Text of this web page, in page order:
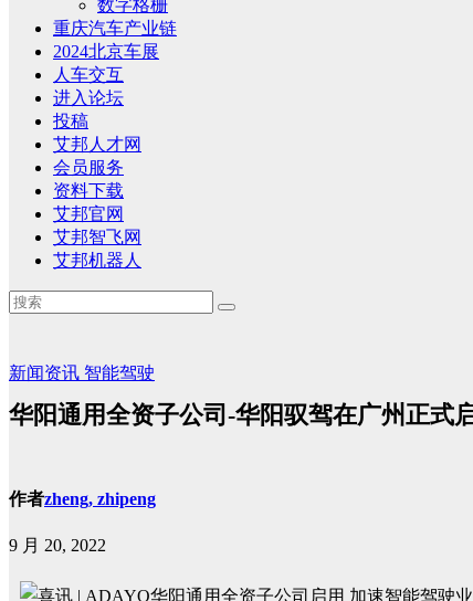
数字格栅
重庆汽车产业链
2024北京车展
人车交互
进入论坛
投稿
艾邦人才网
会员服务
资料下载
艾邦官网
艾邦智飞网
艾邦机器人
新闻资讯 智能驾驶
华阳通用全资子公司-华阳驭驾在广州正式
作者zheng, zhipeng
9 月 20, 2022